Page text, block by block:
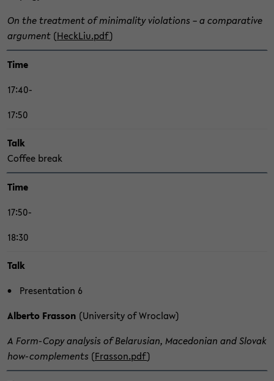
On the tre­at­ment of mi­ni­ma­li­ty vio­la­ti­ons – a com­pa­ra­ti­ve
ar­gu­ment (Heck­Liu.pdf)
Time
17:40-
17:50
Talk
Cof­fee break
Time
17:50-
18:30
Talk
Pre­sen­ta­ti­on 6
Al­ber­to Fras­son (Uni­ver­si­ty of Wro­claw)
A Form-​Copy ana­ly­sis of Be­la­ru­si­an, Ma­ce­do­ni­an and Slo­vak
how-​complements (Fras­son.pdf)